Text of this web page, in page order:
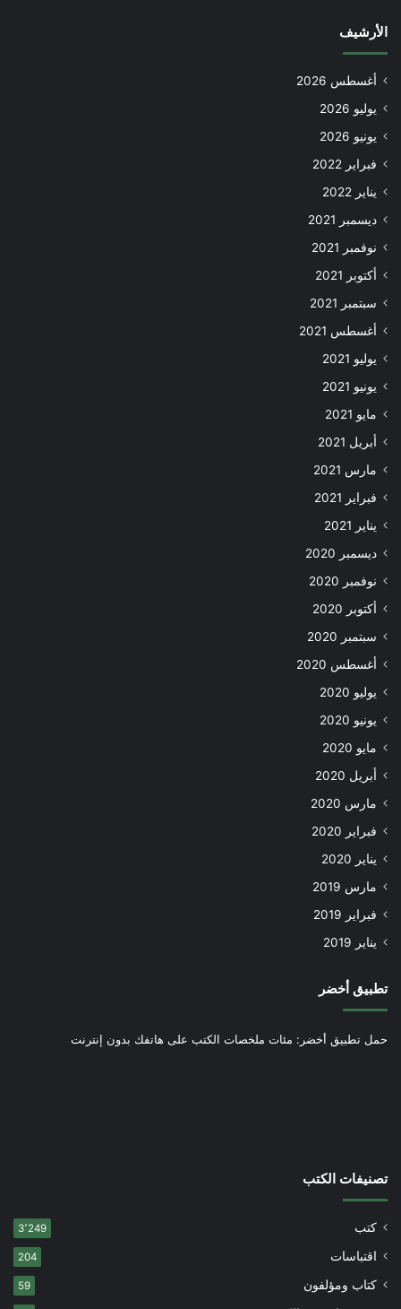
الأرشيف
أغسطس 2026
يوليو 2026
يونيو 2026
فبراير 2022
يناير 2022
ديسمبر 2021
نوفمبر 2021
أكتوبر 2021
سبتمبر 2021
أغسطس 2021
يوليو 2021
يونيو 2021
مايو 2021
أبريل 2021
مارس 2021
فبراير 2021
يناير 2021
ديسمبر 2020
نوفمبر 2020
أكتوبر 2020
سبتمبر 2020
أغسطس 2020
يوليو 2020
يونيو 2020
مايو 2020
أبريل 2020
مارس 2020
فبراير 2020
يناير 2020
مارس 2019
فبراير 2019
يناير 2019
تطبيق أخضر
حمل تطبيق أخضر: مئات ملخصات الكتب على هاتفك بدون إنترنت
تصنيفات الكتب
كتب 3٬249
اقتباسات 204
كتاب ومؤلفون 59